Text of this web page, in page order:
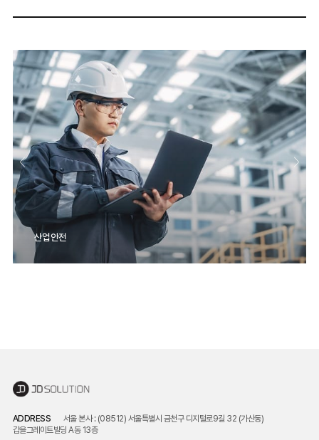
산업안전
ADDRESS
서울 본사 : (08512) 서울특별시 금천구 디지털로9길 32 (가산동)
갑을그레이트빌딩 A동 13층